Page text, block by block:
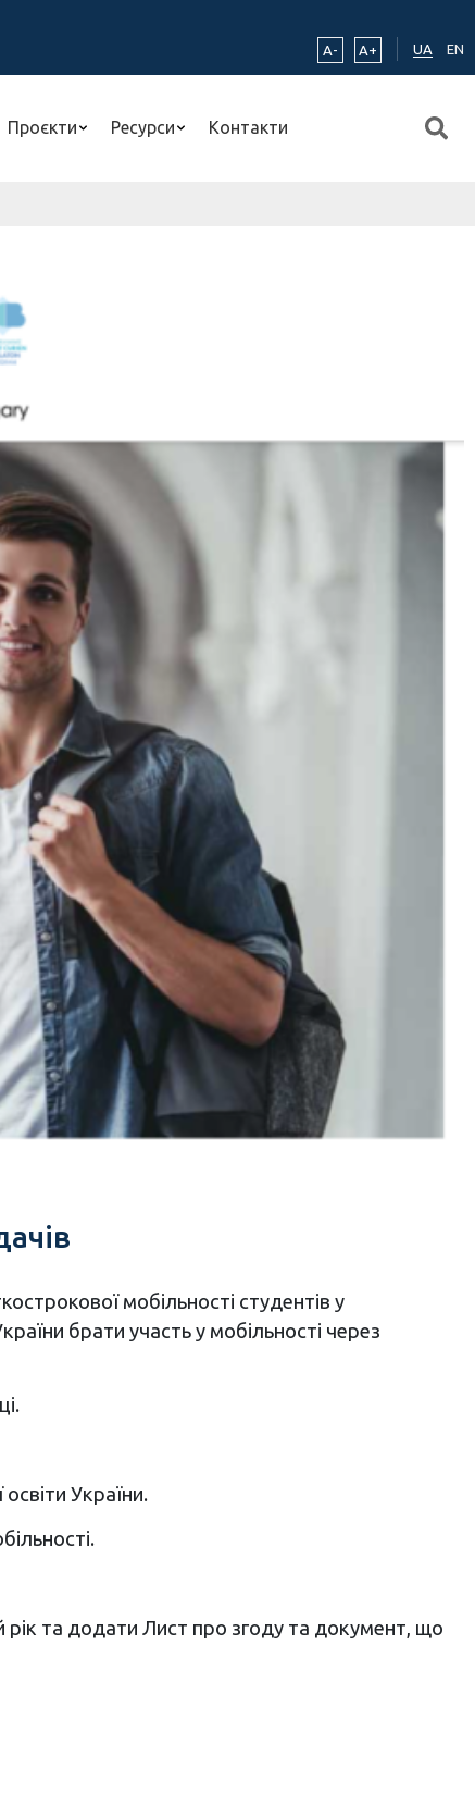
A-
A+ UA EN
Проєкти Ресурси Контакти
мобільності студентів у
брати участь у мобільності через
України.
рік та додати Лист про згоду та документ, що